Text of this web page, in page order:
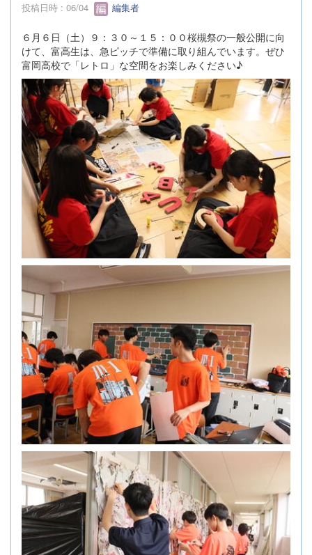
投稿日時 : 06/04 編集者
６月６日（土）９：３０～１５：００桜槻祭の一般公開に向
けて、富高生は、急ピッチで準備に取り組んでいます。ぜひ
富岡高校で「レトロ」な空間をお楽しみください♪